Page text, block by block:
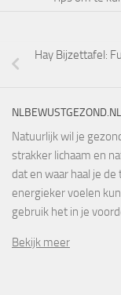
Hay Bijzettafel:
NLBEWUSTGEZOND.NL
Natuurlijk wil je
strakker lichaam en
dat en waar haal je
energieker voelen
gebruik het in je
Bekijk meer